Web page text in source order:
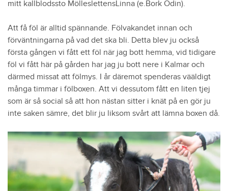
mitt kallblodssto MölleslettensLinna (e.Bork Odin).
Att få föl är alltid spännande. Fölvakandet innan och
förväntningarna på vad det ska bli. Detta blev ju också
första gången vi fått ett föl när jag bott hemma, vid tidigare
föl vi fått här på gården har jag ju bott nere i Kalmar och
därmed missat att fölmys. I år däremot spenderas vääldigt
många timmar i fölboxen. Att vi dessutom fått en liten tjej
som är så social så att hon nästan sitter i knät på en gör ju
inte saken sämre, det blir ju liksom svårt att lämna boxen då.